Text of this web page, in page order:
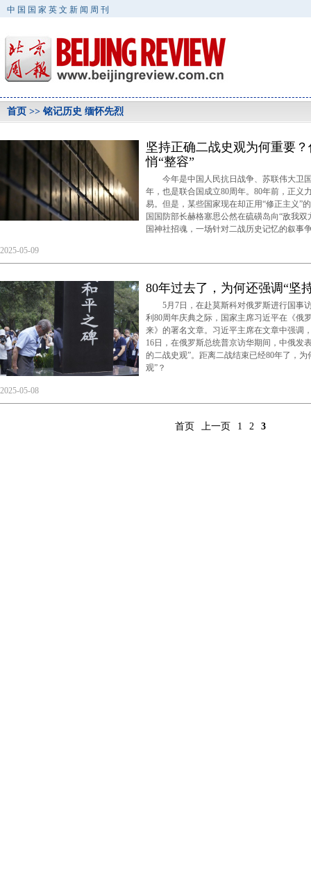
中国国家英文新闻周刊
首页 >> 铭记历史 缅怀先烈
坚持正确二战史观为何重要
悄“整容”
今年是中国人民抗日战争、苏联伟大卫
年，也是联合国成立80周年。80年前，正义
易。但是，某些国家现在却正用“修正主义”
国国防部长赫格塞思公然在硫磺岛向“敌我
国神社招魂，一场针对二战历史记忆的叙事
2025-05-09
80年过去了，为何还强调“坚
5月7日，在赴莫斯科对俄罗斯进行国事
利80周年庆典之际，国家主席习近平在《俄
来》的署名文章。习近平主席在文章中强调
16日，在俄罗斯总统普京访华期间，中俄发
的二战史观”。距离二战结束已经80年了，
观”？
2025-05-08
首页 上一页 1 2 3